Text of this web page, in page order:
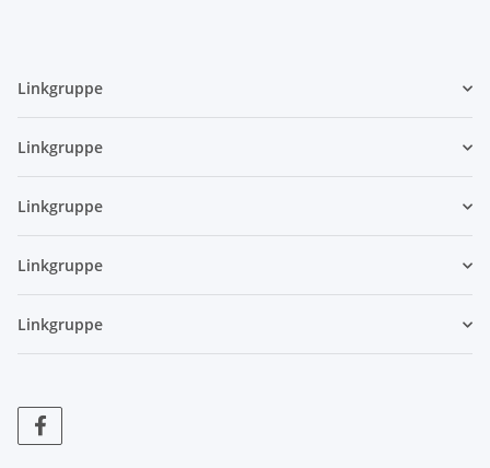
Linkgruppe
Linkgruppe
Linkgruppe
Linkgruppe
Linkgruppe